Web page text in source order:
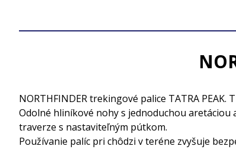
NORTHFINDER trekingové palice TATRA
Odolné hliníkové nohy s jednoduchou aretáciou
traverze s nastaviteľným pútkom.
Používanie palíc pri chôdzi v teréne zvyšuje